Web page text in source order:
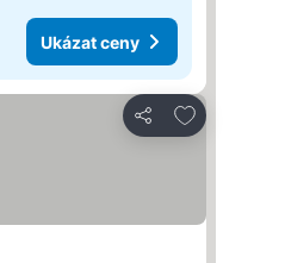
Ukázat ceny
Sdílet
Přidat na